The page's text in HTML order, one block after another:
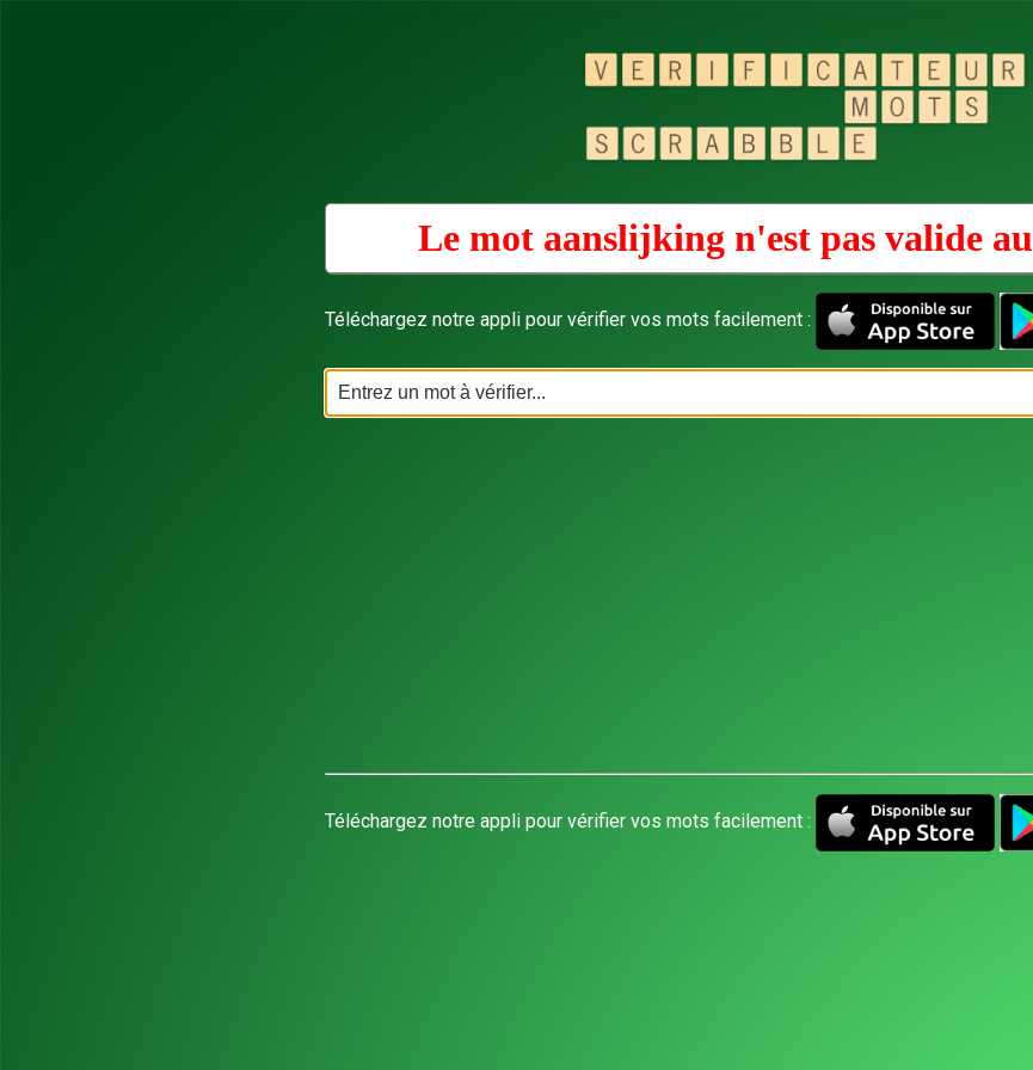
Le mot aanslijking n'est pas valide au
Téléchargez notre appli pour vérifier vos mots facilement :
Téléchargez notre appli pour vérifier vos mots facilement :